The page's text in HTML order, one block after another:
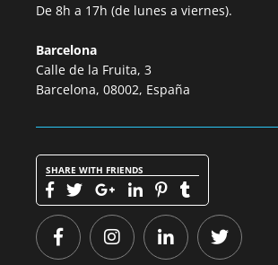
De 8h a 17h (de lunes a viernes).
Barcelona
Calle de la Fruita, 3
Barcelona, 08002, España
SHARE WITH FRIENDS